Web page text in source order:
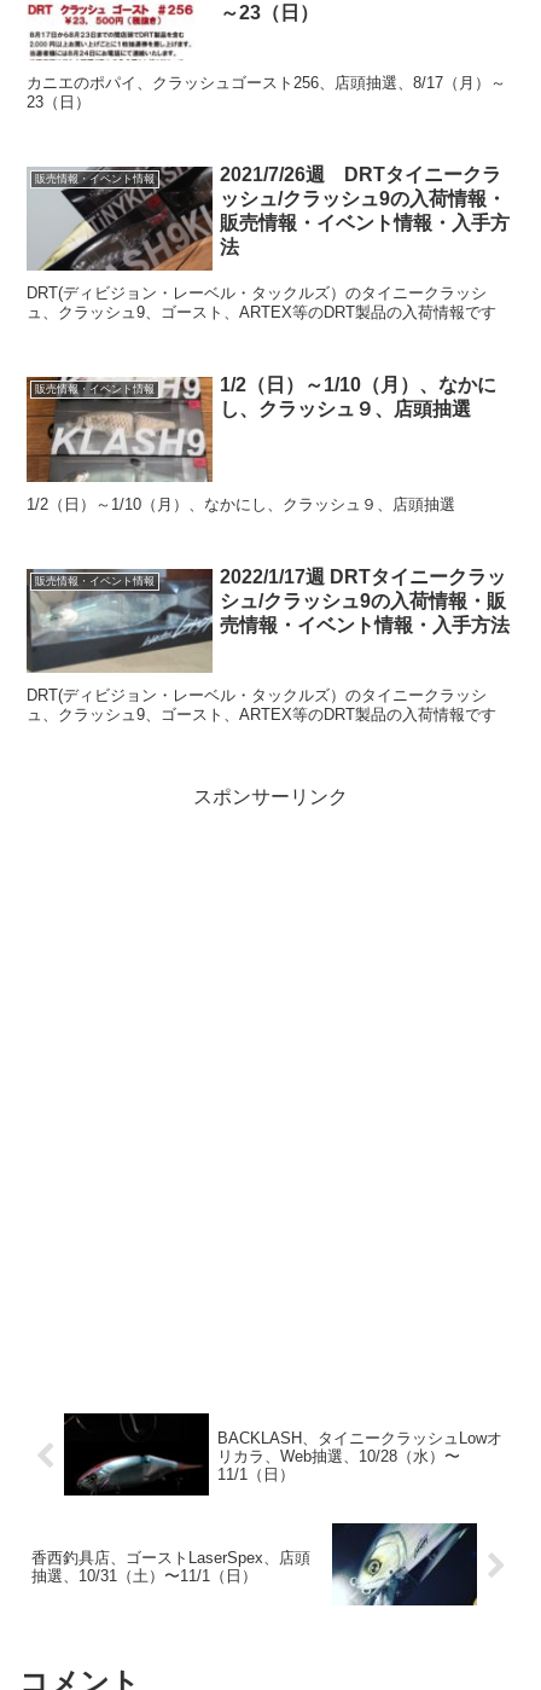
～23（日）
カニエのポパイ、クラッシュゴースト256、店頭抽選、8/17（月）～
23（日）
販売情報・イベント情報
2021/7/26週 DRTタイニークラ
ッシュ/クラッシュ9の入荷情報・
販売情報・イベント情報・入手方
法
DRT(ディビジョン・レーベル・タックルズ）のタイニークラッシ
ュ、クラッシュ9、ゴースト、ARTEX等のDRT製品の入荷情報です
販売情報・イベント情報
1/2（日）～1/10（月）、なかに
し、クラッシュ９、店頭抽選
1/2（日）～1/10（月）、なかにし、クラッシュ９、店頭抽選
販売情報・イベント情報
2022/1/17週 DRTタイニークラッ
シュ/クラッシュ9の入荷情報・販
売情報・イベント情報・入手方法
DRT(ディビジョン・レーベル・タックルズ）のタイニークラッシ
ュ、クラッシュ9、ゴースト、ARTEX等のDRT製品の入荷情報です
スポンサーリンク
BACKLASH、タイニークラッシュLowオ
リカラ、Web抽選、10/28（水）〜
11/1（日）
香西釣具店、ゴーストLaserSpex、店頭
抽選、10/31（土）〜11/1（日）
コメント